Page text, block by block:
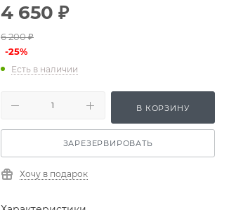
4 650 ₽
6 200₽
-25%
Есть в наличии
В КОРЗИНУ
ЗАРЕЗЕРВИРОВАТЬ
Хочу в подарок